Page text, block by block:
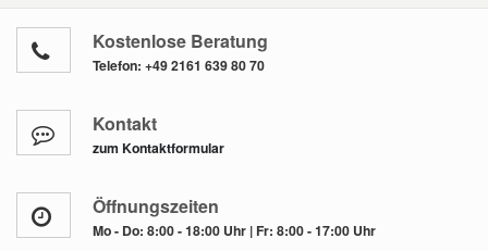
Kostenlose Beratung
Telefon: +49 2161 639 80 70
Kontakt
zum Kontaktformular
Öffnungszeiten
Mo - Do: 8:00 - 18:00 Uhr | Fr: 8:00 - 17:00 Uhr